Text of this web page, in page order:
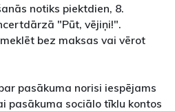
notiks piektdien, 8.
"Pūt, vējiņi!".
bez maksas vai vērot
pasākuma norisi iespējams
pasākuma sociālo tīklu kontos